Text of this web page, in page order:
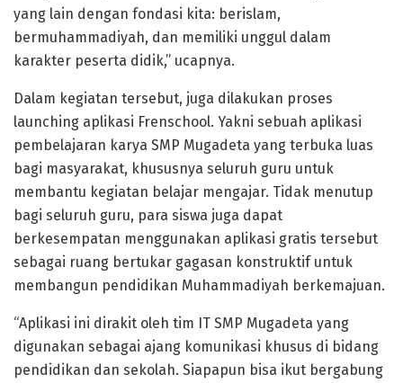
yang lain dengan fondasi kita: berislam,
bermuhammadiyah, dan memiliki unggul dalam
karakter peserta didik,” ucapnya.
Dalam kegiatan tersebut, juga dilakukan proses
launching aplikasi Frenschool. Yakni sebuah aplikasi
pembelajaran karya SMP Mugadeta yang terbuka luas
bagi masyarakat, khususnya seluruh guru untuk
membantu kegiatan belajar mengajar. Tidak menutup
bagi seluruh guru, para siswa juga dapat
berkesempatan menggunakan aplikasi gratis tersebut
sebagai ruang bertukar gagasan konstruktif untuk
membangun pendidikan Muhammadiyah berkemajuan.
“Aplikasi ini dirakit oleh tim IT SMP Mugadeta yang
digunakan sebagai ajang komunikasi khusus di bidang
pendidikan dan sekolah. Siapapun bisa ikut bergabung